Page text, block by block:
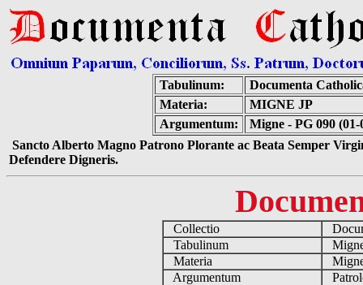
Tabulinum:
Documenta
Materia:
MIGNE JP
Argumentum:
Migne - PG 090
Sancto Alberto Magno Patrono Plorante ac Beata Semper
Defendere Digneris.
Collectio
Tabulinum
Materia
Argumentum